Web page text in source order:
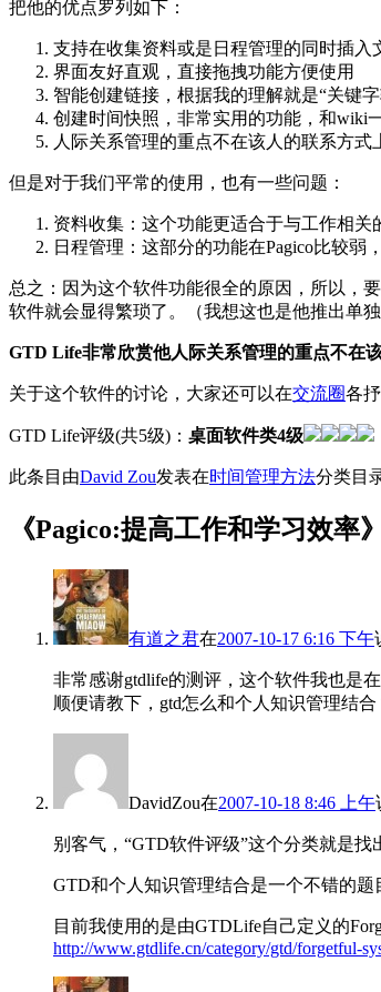
把他的优点罗列如下：
支持在收集资料或是日程管理的同时插入
界面友好直观，直接拖拽功能方便使用
智能创建链接，根据我的理解就是“关键
创建时间快照，非常实用的功能，和wiki
人际关系管理的重点不在该人的联系方
但是对于我们平常的使用，也有一些问题：
资料收集：这个功能更适合于与工作相关
日程管理：这部分的功能在Pagico比较弱
总之：因为这个软件功能很全的原因，所以，
软件就会显得繁琐了。（我想这也是他推出单
GTD Life非常欣赏他人际关系管理的重点不在
关于这个软件的讨论，大家还可以在交流圈各
GTD Life评级(共5级)： 桌面软件类4级
此条目由David Zou发表在时间管理方法分类目
《Pagico:提高工作和学习效率
有道之君在2007-10-17 6:16 下午
非常感谢gtdlife的测评，这个软件我也是
顺便请教下，gtd怎么和个人知识管理结合
DavidZou在2007-10-18 8:46 上午
别客气，“GTD软件评级”这个分类就是
GTD和个人知识管理结合是一个不错的
目前我使用的是由GTDLife自己定义的
http://www.gtdlife.cn/category/gtd/forgetful-